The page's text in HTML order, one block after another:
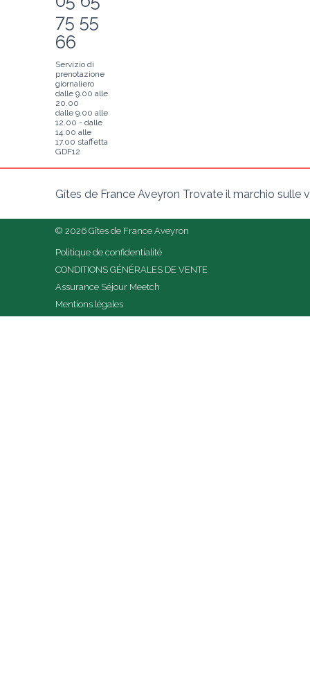
75 55
66
Servizio di
prenotazione
giornaliero
dalle 9.00 alle
20.00
dalle 9.00 alle
12.00 - dalle
14.00 alle
17.00 staffetta
GDF12
Gîtes de France Aveyron Trovate il marchio sulle
© 2026 Gîtes de France Aveyron
Politique de confidentialité
CONDITIONS GÉNÉRALES DE VENTE
Assurance Séjour Meetch
Mentions légales